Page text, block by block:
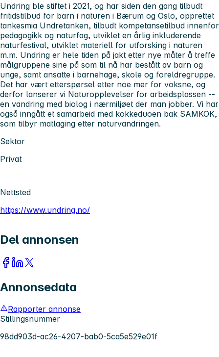
Undring ble stiftet i 2021, og har siden den gang tilbudt
fritidstilbud for barn i naturen i Bærum og Oslo, opprettet
tankesmia Undretanken, tilbudt kompetansetilbud innenfor
pedagogikk og naturfag, utviklet en årlig inkluderende
naturfestival, utviklet materiell for utforsking i naturen
m.m. Undring er hele tiden på jakt etter nye måter å treffe
målgruppene sine på som til nå har bestått av barn og
unge, samt ansatte i barnehage, skole og foreldregruppe.
Det har vært etterspørsel etter noe mer for voksne, og
derfor lanserer vi Naturopplevelser for arbeidsplassen --
en vandring med biolog i nærmiljøet der man jobber. Vi har
også inngått et samarbeid med kokkeduoen bak SAMKOK,
som tilbyr matlaging etter naturvandringen.
Sektor
Privat
Nettsted
https://www.undring.no/
Del annonsen
Annonsedata
Rapporter annonse
Stillingsnummer
98dd903d-ac26-4207-bab0-5ca5e529e01f